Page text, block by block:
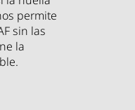
permite
sin las
la